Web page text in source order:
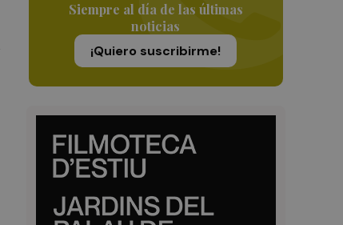
Siempre al día de las últimas
noticias
¡Quiero suscribirme!